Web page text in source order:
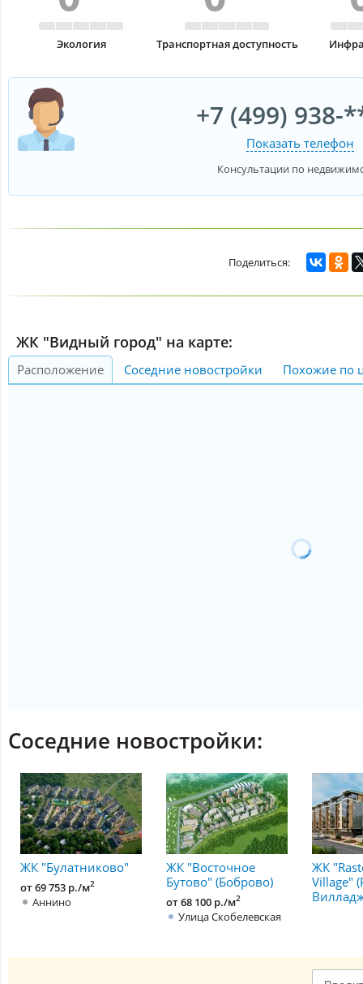
Экология Транспортная доступность
+7 (499) 938-
Показать телефон
Консультации по
ЖК "Видный город" на карте:
Расположение Соседние новостройки Похожие по
Соседние новостройки:
ЖК "Булатниково"
от 69 753 р./м2
Аннино
ЖК "Восточное
Бутово" (Боброво)
от 68 100 р./м2
Улица Скобелевская
ЖК
Village"